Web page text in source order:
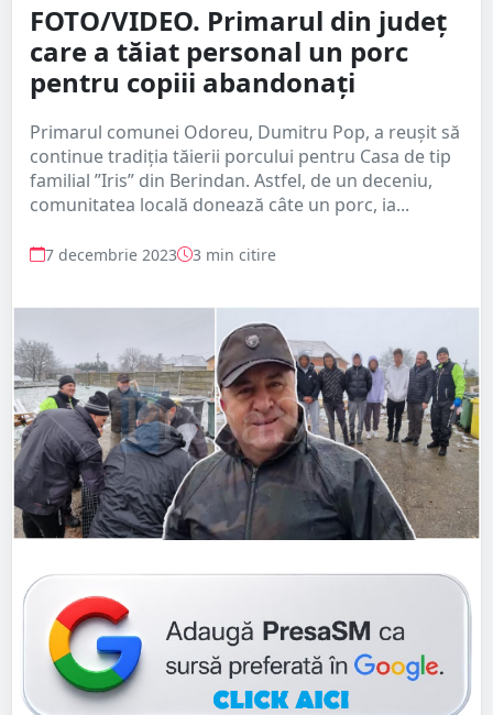
FOTO/VIDEO. Primarul din județ
care a tăiat personal un porc
pentru copiii abandonați
Primarul comunei Odoreu, Dumitru Pop, a reușit să
continue tradiția tăierii porcului pentru Casa de tip
familial ”Iris” din Berindan. Astfel, de un deceniu,
comunitatea locală donează câte un porc, ia...
7 decembrie 2023 3 min citire